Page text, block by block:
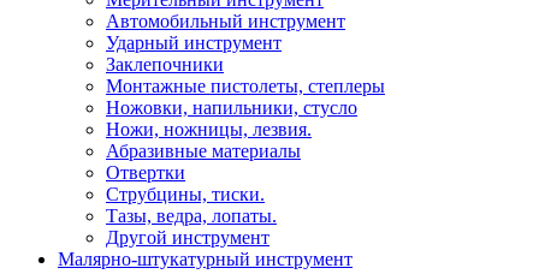
Автомобильный инструмент
Ударный инструмент
Заклепочники
Монтажные пистолеты, степлеры
Ножовки, напильники, стусло
Ножи, ножницы, лезвия.
Абразивные материалы
Отвертки
Cтрубцины, тиски.
Тазы, ведра, лопаты.
Другой инструмент
Малярно-штукатурный инструмент